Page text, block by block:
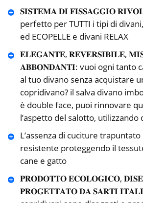
𝐒𝐈𝐒𝐓𝐄𝐌𝐀 𝐃𝐈 𝐅𝐈𝐒𝐒𝐀𝐆𝐆𝐈𝐎
perfetto per TUTTI i tipi di
ed ECOPELLE e divani RELAX
𝐄𝐋𝐄𝐆𝐀𝐍𝐓𝐄, 𝐑𝐄𝐕𝐄𝐑𝐒𝐈𝐁𝐈𝐋𝐄,
𝐀𝐁𝐁𝐎𝐍𝐃𝐀𝐍𝐓𝐈: vuoi ogni tanto
al tuo divano senza acquistare
copridivano? il salva divano
è double face, puoi rinnovare
l’aspetto del salotto,
L’assenza di cuciture
resistente proteggendo il
cane e gatto
𝐏𝐑𝐎𝐃𝐎𝐓𝐓𝐎 𝐄𝐂𝐎𝐋𝐎𝐆𝐈𝐂𝐎,
𝐏𝐑𝐎𝐆𝐄𝐓𝐓𝐀𝐓𝐎 𝐃𝐀 𝐒𝐀𝐑𝐓𝐈